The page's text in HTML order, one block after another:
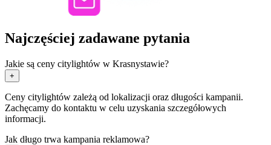
Najczęściej zadawane pytania
Jakie są ceny citylightów w Krasnystawie?
+
Ceny citylightów zależą od lokalizacji oraz długości kampanii.
Zachęcamy do kontaktu w celu uzyskania szczegółowych
informacji.
Jak długo trwa kampania reklamowa?